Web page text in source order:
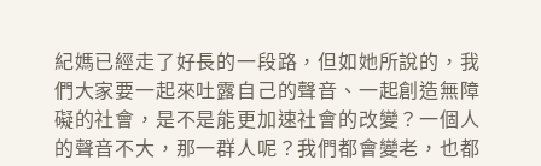
紀媽已經走了好長的一段路，但如她所說的，我
們大家要一起來吐露自己的聲音、一起創造無障
礙的社會，是不是能更加速社會的改變？一個人
的聲音不大，那一群人呢？我們都會變老，也都